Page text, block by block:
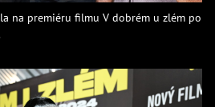
na premiéru filmu V dobrém u zlém po